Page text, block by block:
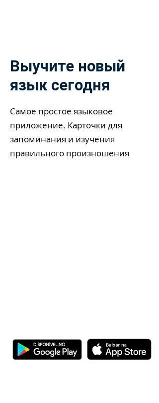
Выучите новый
язык сегодня
Самое простое языковое
приложение. Карточки для
запоминания и изучения
правильного произношения